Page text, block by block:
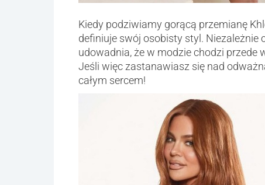
Kiedy podziwiamy gorącą przemianę
definiuje swój osobisty styl. Niezależnie
udowadnia, że w modzie chodzi przede
Jeśli więc zastanawiasz się nad
całym sercem!